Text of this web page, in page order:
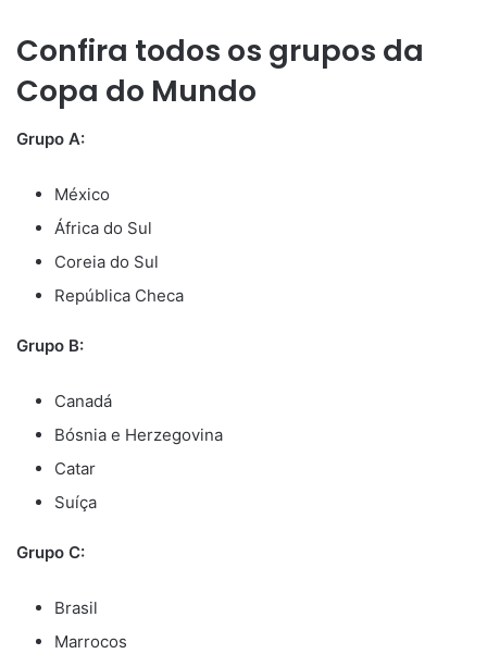
Confira todos os grupos da
Copa do Mundo
Grupo A:
México
África do Sul
Coreia do Sul
República Checa
Grupo B:
Canadá
Bósnia e Herzegovina
Catar
Suíça
Grupo C:
Brasil
Marrocos